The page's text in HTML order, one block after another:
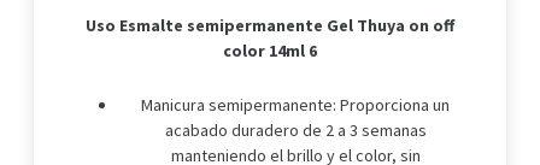
Uso Esmalte semipermanente Gel Thuya on off
color 14ml 6
Manicura semipermanente: Proporciona un
acabado duradero de 2 a 3 semanas
manteniendo el brillo y el color, sin